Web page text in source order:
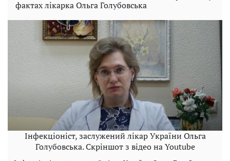
фактах лікарка Ольга Голубовська
Інфекціоніст, заслужений лікар України Ольга
Голубовська. Скріншот з відео на Youtube